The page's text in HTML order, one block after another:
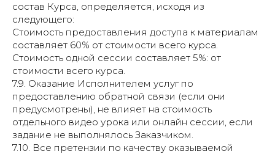
состав Курса, определяется, исходя из
следующего:
Стоимость предоставления доступа к материалам
составляет 60% от стоимости всего курса.
Стоимость одной сессии составляет 5%: от
стоимости всего курса.
7.9. Оказание Исполнителем услуг по
предоставлению обратной связи (если они
предусмотрены), не влияет на стоимость
отдельного видео урока или онлайн сессии, если
задание не выполнялось Заказчиком.
7.10. Все претензии по качеству оказываемой